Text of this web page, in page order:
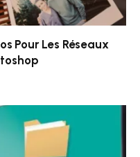
Pour Les Réseaux